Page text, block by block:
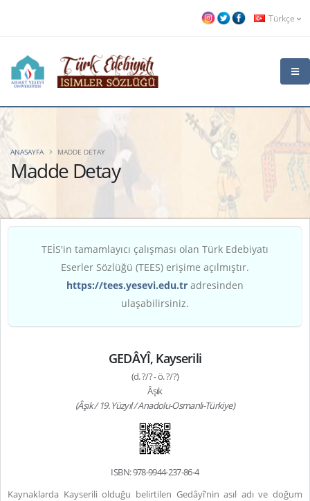
Türkçe
Madde Detay
ANASAYFA MADDE DETAY
TEİS'in tamamlayıcı çalışması olan Türk Edebiyatı
Eserler Sözlüğü (TEES) erişime açılmıştır.
https://tees.yesevi.edu.tr adresinden
ulaşabilirsiniz.
GEDÂYÎ, Kayserili
(d. ?/? - ö. ?/?)
Âşık
(Âşık / 19. Yüzyıl / Anadolu-Osmanlı-Türkiye)
ISBN: 978-9944-237-86-4
Kaynaklarda Kayserili olduğu belirtilen Gedâyî’nin asıl adı ve doğum